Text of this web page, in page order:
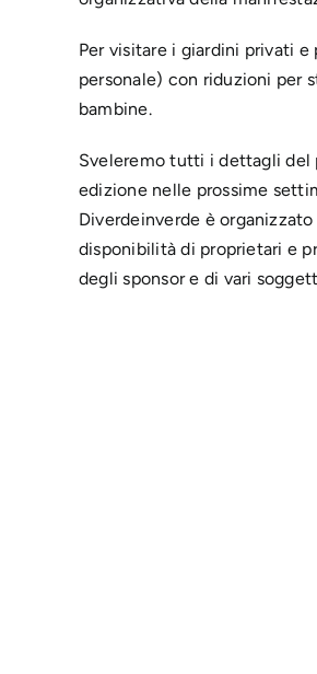
Per visitare i giardini privati
personale) con riduzioni per
bambine.
Sveleremo tutti i dettagli del
edizione nelle prossime
Diverdeinverde è
disponibilità di proprietari e
degli sponsor e di vari